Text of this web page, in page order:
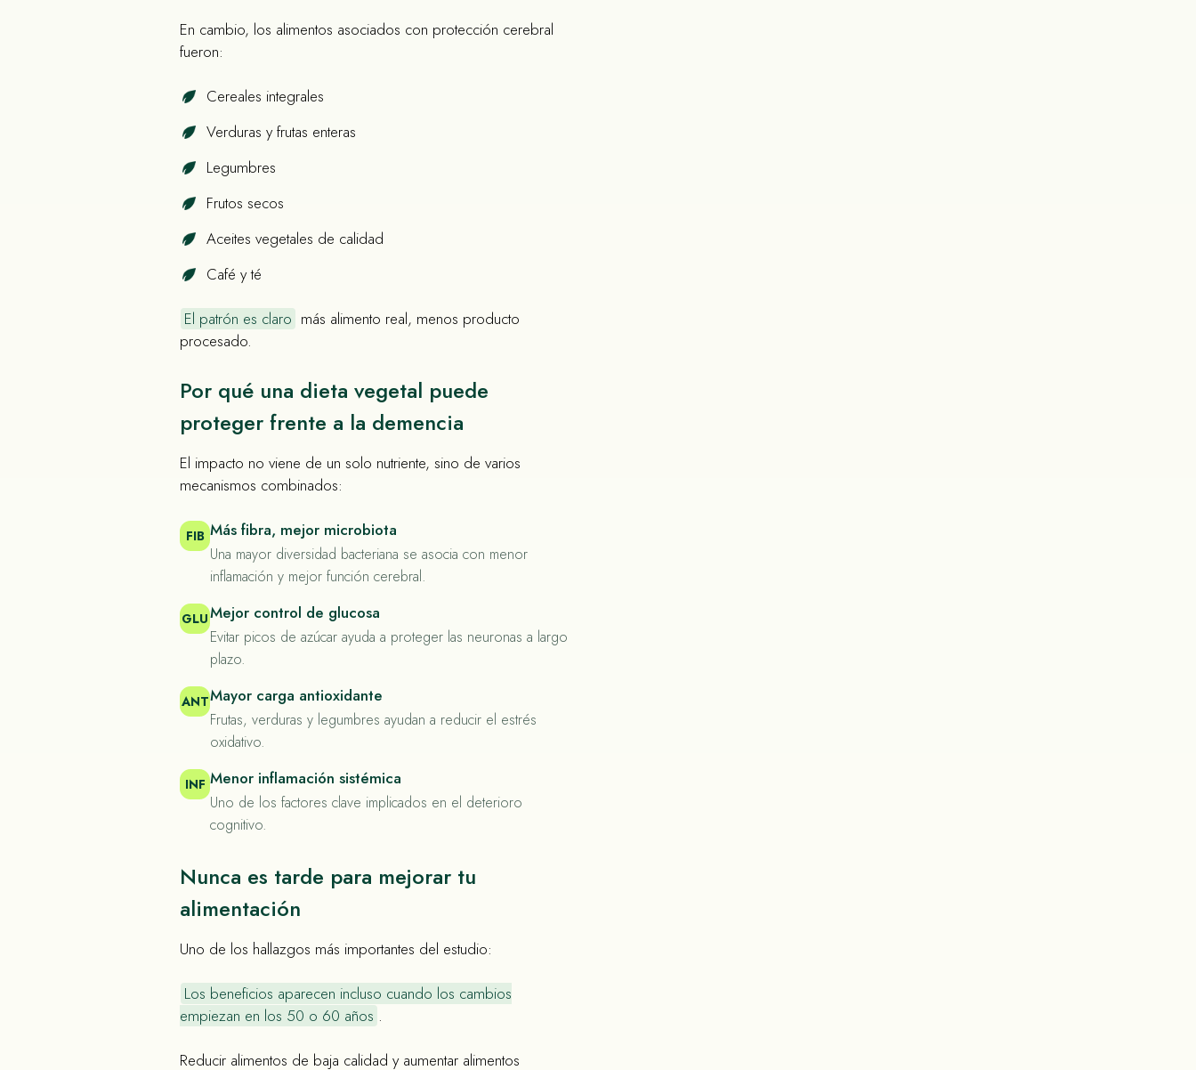
En cambio, los alimentos asociados con protección cerebral
fueron:
Cereales integrales
Verduras y frutas enteras
Legumbres
Frutos secos
Aceites vegetales de calidad
Café y té
El patrón es claro más alimento real, menos producto
procesado.
Por qué una dieta vegetal puede
proteger frente a la demencia
El impacto no viene de un solo nutriente, sino de varios
mecanismos combinados:
FIB Más fibra, mejor microbiota
Una mayor diversidad bacteriana se asocia con menor
inflamación y mejor función cerebral.
GLUMejor control de glucosa
Evitar picos de azúcar ayuda a proteger las neuronas a largo
plazo.
ANTMayor carga antioxidante
Frutas, verduras y legumbres ayudan a reducir el estrés
oxidativo.
INF Menor inflamación sistémica
Uno de los factores clave implicados en el deterioro
cognitivo.
Nunca es tarde para mejorar tu
alimentación
Uno de los hallazgos más importantes del estudio:
Los beneficios aparecen incluso cuando los cambios
empiezan en los 50 o 60 años .
Reducir alimentos de baja calidad y aumentar alimentos